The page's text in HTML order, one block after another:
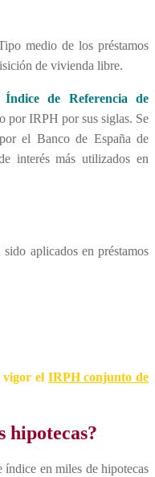
medio de los préstamos
de vivienda libre.
de Referencia de
por IRPH por sus siglas. Se
el Banco de España de
interés más utilizados en
aplicados en préstamos
vigor el IRPH conjunto de
hipotecas?
índice en miles de hipotecas